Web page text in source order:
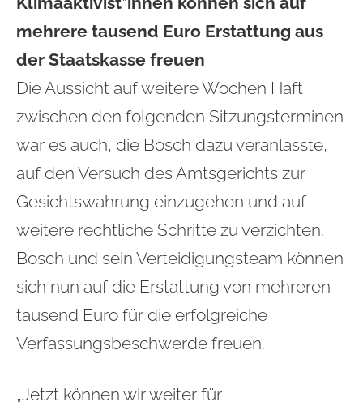
mehrere tausend Euro Erstattung aus
der Staatskasse freuen
Die Aussicht auf weitere Wochen Haft
zwischen den folgenden Sitzungsterminen
war es auch, die Bosch dazu veranlasste,
auf den Versuch des Amtsgerichts zur
Gesichtswahrung einzugehen und auf
weitere rechtliche Schritte zu verzichten.
Bosch und sein Verteidigungsteam können
sich nun auf die Erstattung von mehreren
tausend Euro für die erfolgreiche
Verfassungsbeschwerde freuen.
„Jetzt können wir weiter für